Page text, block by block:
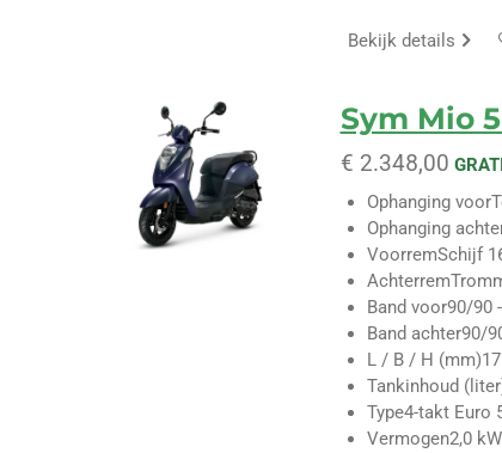
Bekijk details
Sym Mio
€ 2.348,00
Ophanging voor
Ophanging
VoorremSchijf
Achterrem
Band voor90/90
Band achter90/
L / B / H (mm)
Tankinhoud
Type4-takt Euro
Vermogen2,0